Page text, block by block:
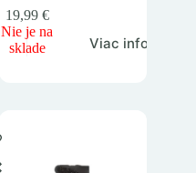
19,99 €
Nie je na
sklade
Viac info